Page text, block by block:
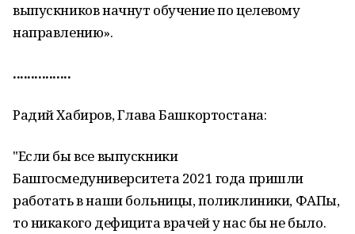
выпускников начнут обучение по целевому
направлению».
................
Радий Хабиров, Глава Башкортостана:
"Если бы все выпускники
Башгосмедуниверситета 2021 года пришли
работать в наши больницы, поликлиники, ФАПы,
то никакого дефицита врачей у нас бы не было.